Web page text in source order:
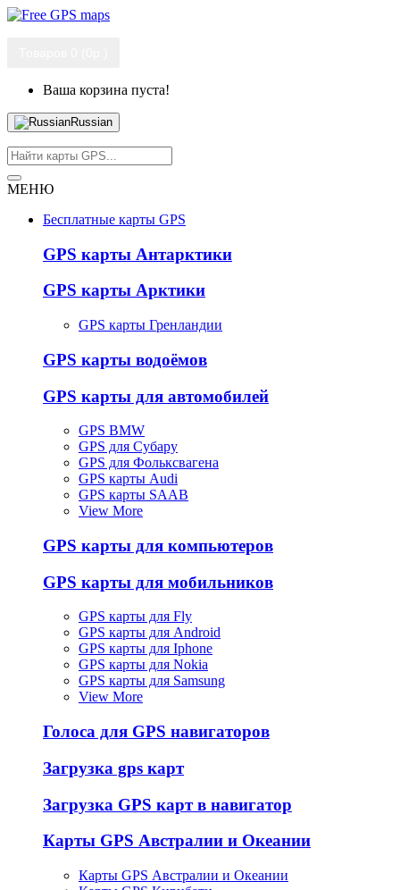
Ваша корзина пуста!
Russian
МЕНЮ
Бесплатные карты GPS
GPS карты Антарктики
GPS карты Арктики
GPS карты Гренландии
GPS карты водоёмов
GPS карты для автомобилей
GPS BMW
GPS для Субару
GPS для Фольксвагена
GPS карты Audi
GPS карты SAAB
View More
GPS карты для компьютеров
GPS карты для мобильников
GPS карты для Fly
GPS карты для Android
GPS карты для Iphone
GPS карты для Nokia
GPS карты для Samsung
View More
Голоса для GPS навигаторов
Загрузка gps карт
Загрузка GPS карт в навигатор
Карты GPS Австралии и Океании
Карты GPS Австралии и Океании